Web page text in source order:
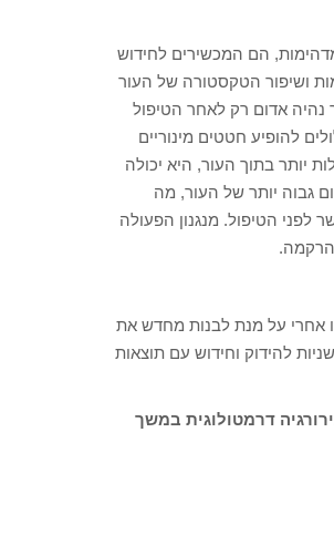
הם המכשירים לחידוש
ושיפור הטקסטורה של העור
נהיה אדום רק לאחר הטיפול
המקרים תוך 24 שעות ולאחר מכן עלולים להופיע חטטים מינוריים
יותר בתוך העור, היא יכולה
גבוה יותר של העור, מה
לפני הטיפול. מנגנון הפעולה
הרקמה.
או אחרי על מנת לבנות מחדש את
להידוק וחידוש עם תוצאות
דרמטולוגית במשך